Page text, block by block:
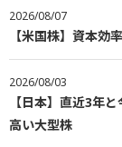
2026/08/07
【米国株】資本効
2026/08/03
【日本】直近3年
高い大型株